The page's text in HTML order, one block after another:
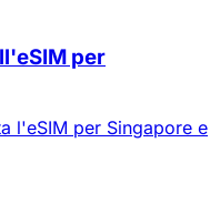
per
l'eSIM per Singapore e